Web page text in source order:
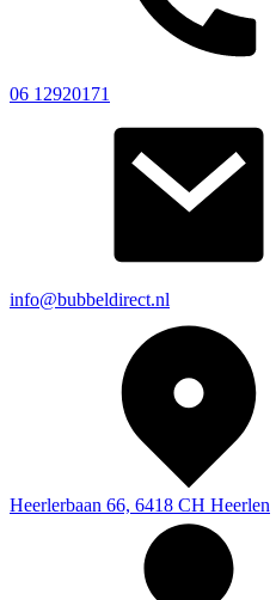
06 12920171
info@bubbeldirect.nl
Heerlerbaan 66, 6418 CH Heerlen